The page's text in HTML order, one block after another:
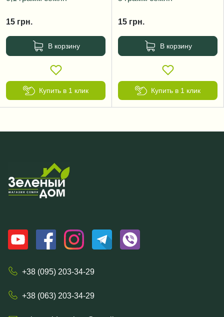
15 грн.
В корзину
Купить в 1 клик
15 грн.
В корзину
Купить в 1 клик
+38 (095) 203-34-29
+38 (063) 203-34-29